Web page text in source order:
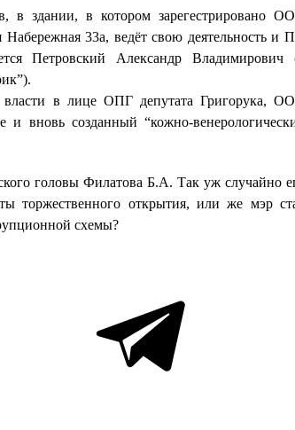
в здании, в котором зарегестрировано
Набережная 33а, ведёт свою деятельность и
Петровский Александр Владимирович
власти в лице ОПГ депутата Григорука,
вновь созданный “кожно-
головы Филатова Б.А. Так уж случайно
торжественного открытия, или же мэр
схемы?